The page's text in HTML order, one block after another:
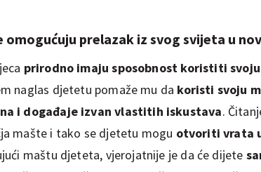
omogućuju prelazak iz svog svijeta u
prirodno imaju sposobnost koristiti
naglas djetetu pomaže mu da koristi svoju
i događaje izvan vlastitih iskustava.
mašte i tako se djetetu mogu otvoriti vrata
maštu djeteta, vjerojatnije je da će dijete